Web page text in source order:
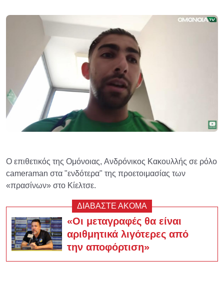
Ο επιθετικός της Ομόνοιας, Ανδρόνικος Κακουλλής σε ρόλο
cameraman στα "ενδότερα" της προετοιμασίας των
«πρασίνων» στο Κίελτσε.
ΔΙΑΒΑΣΤΕ ΑΚΟΜΑ
«Οι μεταγραφές θα είναι
αριθμητικά λιγότερες από
την αποφόρτιση»